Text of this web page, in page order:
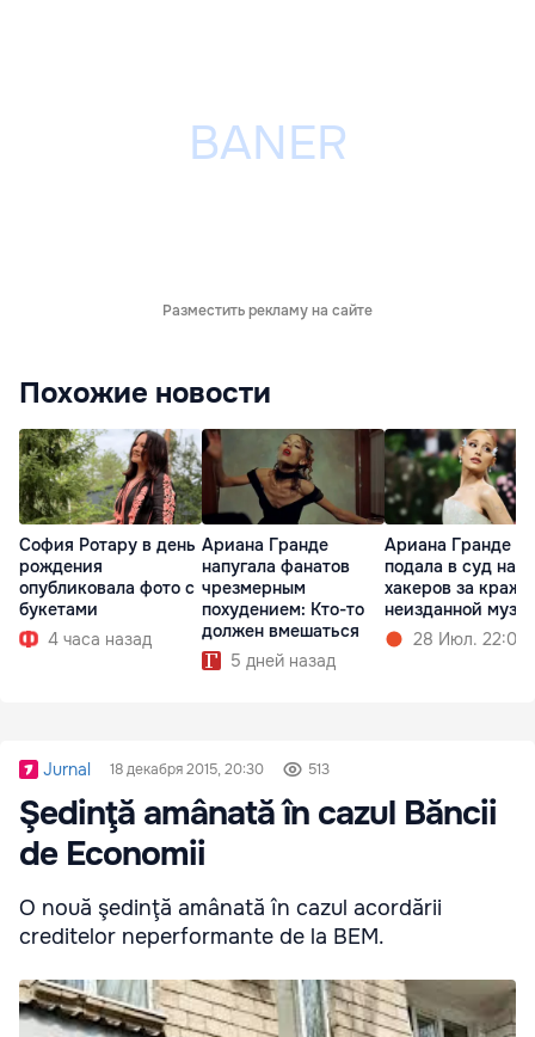
Разместить рекламу на сайте
Похожие новости
София Ротару в день
рождения
опубликовала фото с
букетами
4 часа назад
Ариана Гранде
напугала фанатов
чрезмерным
похудением: Кто-то
должен вмешаться
5 дней назад
Ариана Гранде
подала в суд на
хакеров за кражу
неизданной
28 Июл. 22:02
Jurnal 18 декабря 2015, 20:30 513
Şedinţă amânată în cazul Băncii
de Economii
O nouă şedinţă amânată în cazul acordării
creditelor neperformante de la BEM.